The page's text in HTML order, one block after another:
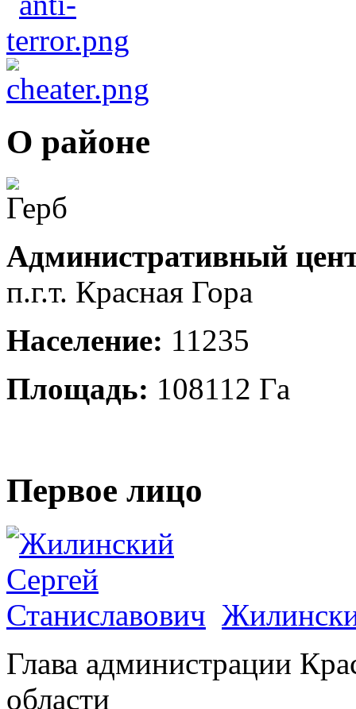
О районе
Административный
п.г.т. Красная Гора
Население: 11235
Площадь: 108112 Га
Первое лицо
Глава администрации
области